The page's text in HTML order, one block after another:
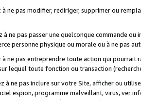
à ne pas modifier, rediriger, supprimer ou
à ne pas passer une quelconque commande
personne physique ou morale ou à ne pas
à ne pas entreprendre toute action qui
lequel toute fonction ou transaction
à ne pas inclure sur votre Site, afficher ou
espion, programme malveillant, virus, ver